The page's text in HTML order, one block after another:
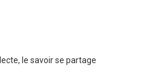
le savoir se partage